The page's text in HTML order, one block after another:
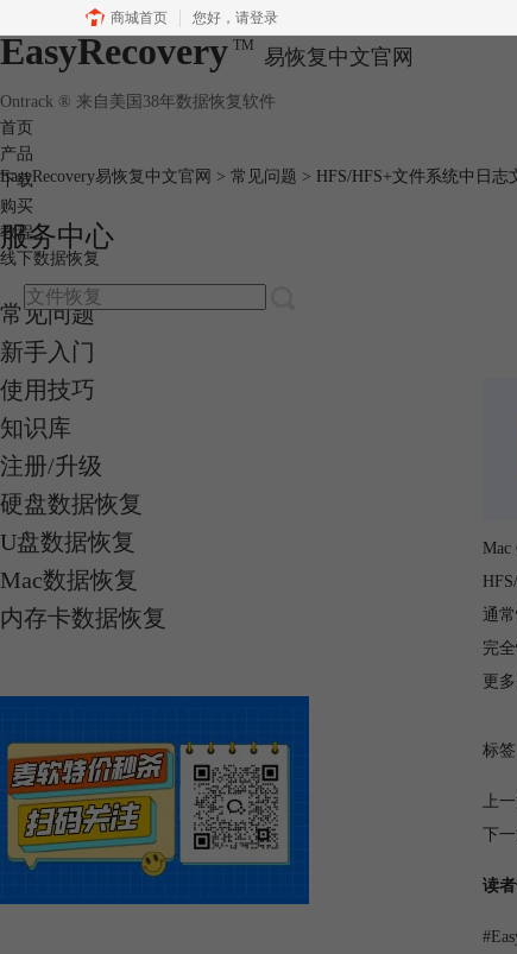
商城首页 您好， 请登录
EasyRecovery TM 易恢复中文官网
Ontrack ® 来自美国38年数据恢复软件
首页
产品
下载
购买
教程
线下数据恢复
EasyRecovery易恢复中文官网 > 常见问题 > HFS/HFS+文件系统中日
服务中心
常见问题
新手入门
使用技巧
知识库
注册/升级
硬盘数据恢复
U盘数据恢复
Mac数据恢复
内存卡数据恢复
通
完
更
标签
上
下一
读
#